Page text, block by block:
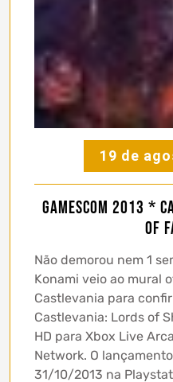
19 de
Gamescom 2013 *
of
Não demorou nem 1
Konami veio ao mural
Castlevania para
Castlevania: Lords of
HD para Xbox Live
Network. O
31/10/2013 na